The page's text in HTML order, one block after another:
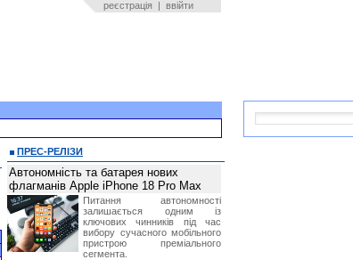
реєстрація | ввійти
ПРЕС-РЕЛІЗИ
Автономність та батарея нових
флагманів Apple iPhone 18 Pro Max
Питання автономності
залишається одним із
ключових чинників під час
вибору сучасного мобільного
пристрою преміального
сегмента.